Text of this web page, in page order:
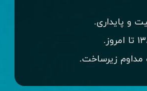
و پایداری.
مداوم زیرساخت.